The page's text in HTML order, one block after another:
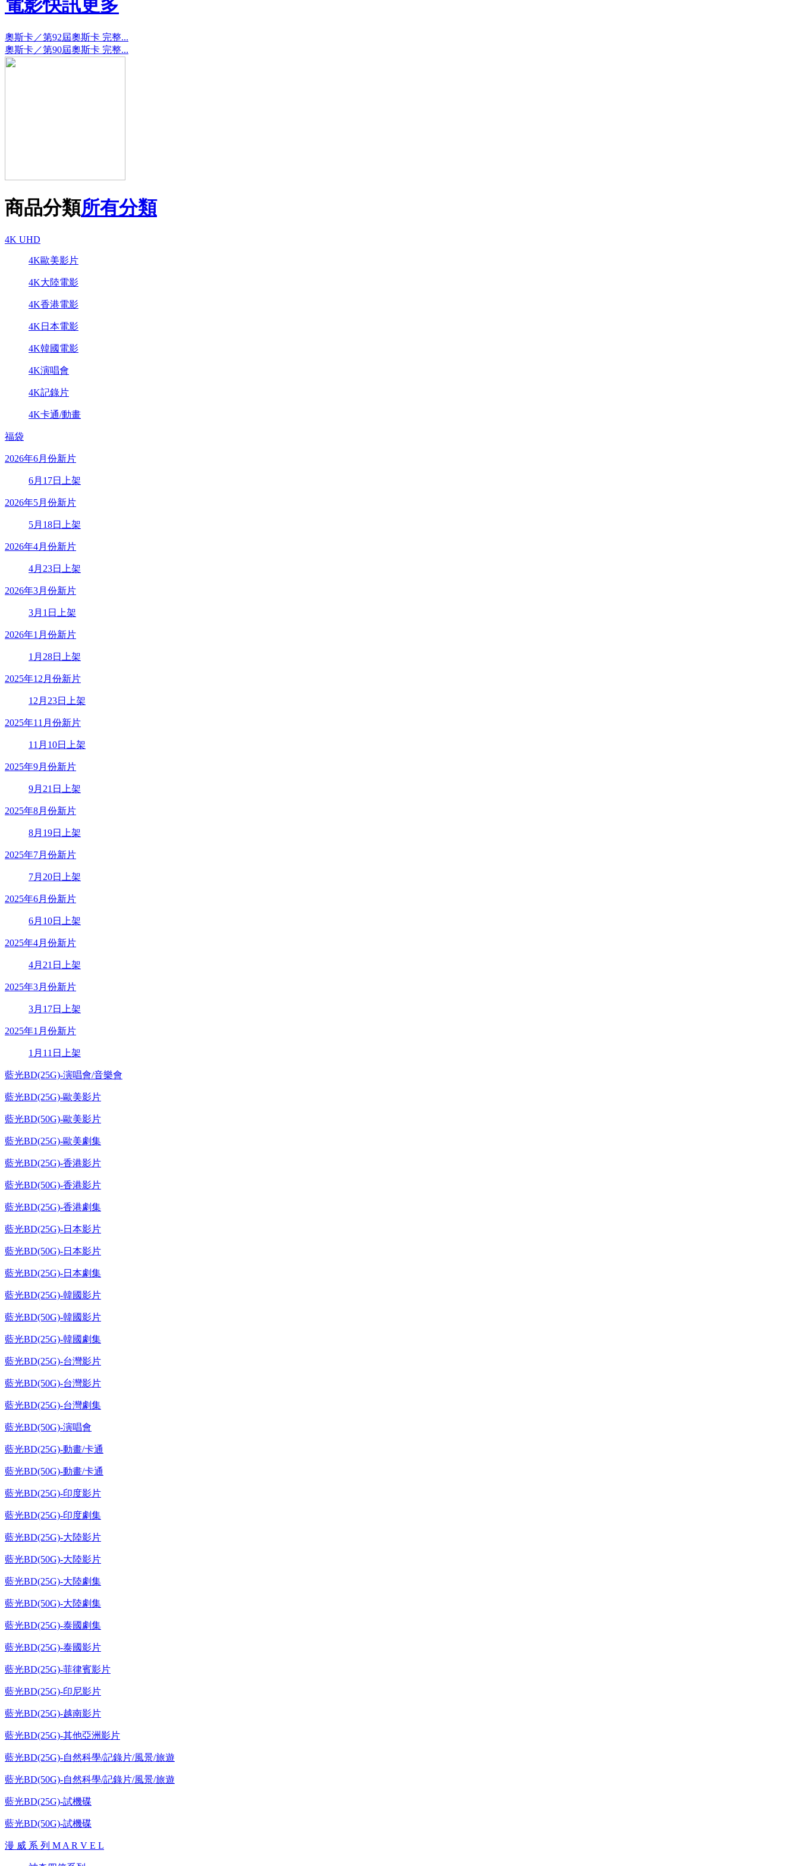
電影快訊更多
奧斯卡／第92屆奧斯卡 完整...
奧斯卡／第90屆奧斯卡 完整...
商品分類所有分類
4K UHD
4K歐美影片
4K大陸電影
4K香港電影
4K日本電影
4K韓國電影
4K演唱會
4K記錄片
4K卡通/動畫
福袋
2026年6月份新片
6月17日上架
2026年5月份新片
5月18日上架
2026年4月份新片
4月23日上架
2026年3月份新片
3月1日上架
2026年1月份新片
1月28日上架
2025年12月份新片
12月23日上架
2025年11月份新片
11月10日上架
2025年9月份新片
9月21日上架
2025年8月份新片
8月19日上架
2025年7月份新片
7月20日上架
2025年6月份新片
6月10日上架
2025年4月份新片
4月21日上架
2025年3月份新片
3月17日上架
2025年1月份新片
1月11日上架
藍光BD(25G)-演唱會/音樂會
藍光BD(25G)-歐美影片
藍光BD(50G)-歐美影片
藍光BD(25G)-歐美劇集
藍光BD(25G)-香港影片
藍光BD(50G)-香港影片
藍光BD(25G)-香港劇集
藍光BD(25G)-日本影片
藍光BD(50G)-日本影片
藍光BD(25G)-日本劇集
藍光BD(25G)-韓國影片
藍光BD(50G)-韓國影片
藍光BD(25G)-韓國劇集
藍光BD(25G)-台灣影片
藍光BD(50G)-台灣影片
藍光BD(25G)-台灣劇集
藍光BD(50G)-演唱會
藍光BD(25G)-動畫/卡通
藍光BD(50G)-動畫/卡通
藍光BD(25G)-印度影片
藍光BD(25G)-印度劇集
藍光BD(25G)-大陸影片
藍光BD(50G)-大陸影片
藍光BD(25G)-大陸劇集
藍光BD(50G)-大陸劇集
藍光BD(25G)-泰國劇集
藍光BD(25G)-泰國影片
藍光BD(25G)-菲律賓影片
藍光BD(25G)-印尼影片
藍光BD(25G)-越南影片
藍光BD(25G)-其他亞洲影片
藍光BD(25G)-自然科學/記錄片/風景/旅遊
藍光BD(50G)-自然科學/記錄片/風景/旅遊
藍光BD(25G)-試機碟
藍光BD(50G)-試機碟
漫 威 系 列 M A R V E L